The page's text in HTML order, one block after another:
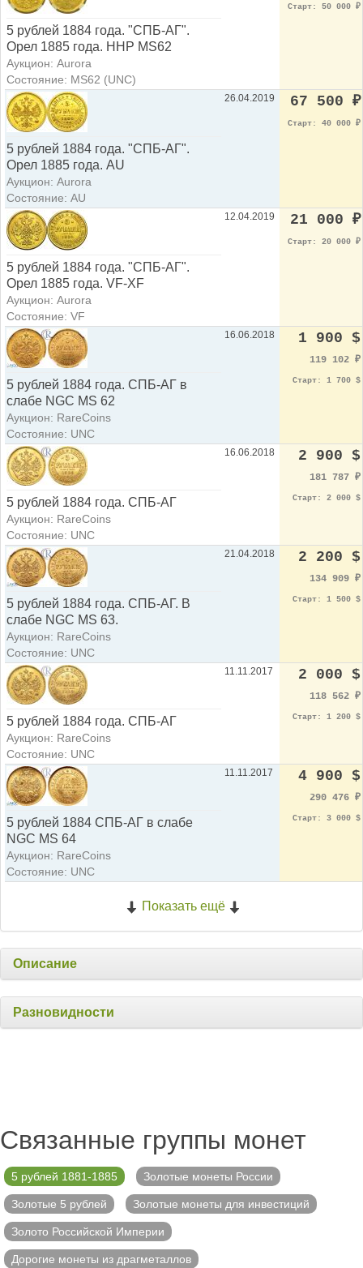
5 рублей 1884 года. "СПБ-АГ".
Орел 1885 года. ННР MS62
Аукцион: Aurora
Состояние: MS62 (UNC)
Старт: 50 000 ₽
5 рублей 1884 года. "СПБ-АГ".
Орел 1885 года. AU
Аукцион: Aurora
Состояние: AU
26.04.2019 67 500 ₽
Старт: 40 000 ₽
5 рублей 1884 года. "СПБ-АГ".
Орел 1885 года. VF-XF
Аукцион: Aurora
Состояние: VF
12.04.2019 21 000 ₽
Старт: 20 000 ₽
5 рублей 1884 года. СПБ-АГ в
слабе NGC MS 62
Аукцион: RareCoins
Состояние: UNC
16.06.2018 1 900 $
119 102 ₽
Старт: 1 700 $
5 рублей 1884 года. СПБ-АГ
Аукцион: RareCoins
Состояние: UNC
16.06.2018 2 900 $
181 787 ₽
Старт: 2 000 $
5 рублей 1884 года. СПБ-АГ. В
слабе NGC MS 63.
Аукцион: RareCoins
Состояние: UNC
21.04.2018 2 200 $
134 909 ₽
Старт: 1 500 $
5 рублей 1884 года. СПБ-АГ
Аукцион: RareCoins
Состояние: UNC
11.11.2017 2 000 $
118 562 ₽
Старт: 1 200 $
5 рублей 1884 СПБ-АГ в слабе
NGC MS 64
Аукцион: RareCoins
Состояние: UNC
11.11.2017 4 900 $
290 476 ₽
Старт: 3 000 $
Показать ещё
Описание
Разновидности
Связанные группы монет
5 рублей 1881-1885 Золотые монеты России
Золотые 5 рублей Золотые монеты для инвестиций
Золото Российской Империи
Дорогие монеты из драгметаллов